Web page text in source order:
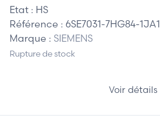
Etat : HS
Référence : 6SE7031-7HG84-1JA1
Marque : SIEMENS
Rupture de stock
Voir détails